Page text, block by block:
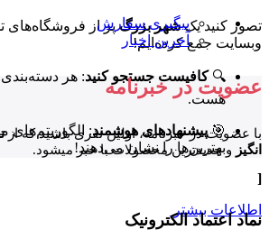
تصور کنید یکشهر بزرگپر از
وبسایت جمع کرده‌ایم!
🔍کافیست جستجو کنید: هر دسته‌بندی
هست.
🎯پیشنهادهای هوشمند: الگوریتم‌های
بهترین‌ها را نشان می‌دهند!
[
اطلاعات بیشتر
پیگیری سفارش
آخرین اخبار
عضویت در خبرنامه
با عضویت در خبرنامه، اولین نفری باشید که از
انگیز و جدیدترین محصولات با خبر میشود.
نماد اعتماد الکترونیک